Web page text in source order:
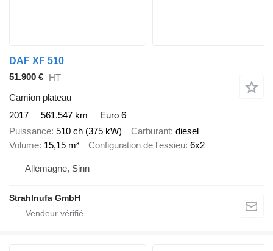
DAF XF 510
51.900 € HT
Camion plateau
2017
561.547 km
Euro 6
Puissance 510 ch (375 kW) Carburant diesel
Volume 15,15 m³ Configuration de l'essieu 6x2
Allemagne, Sinn
Strahlnufa GmbH